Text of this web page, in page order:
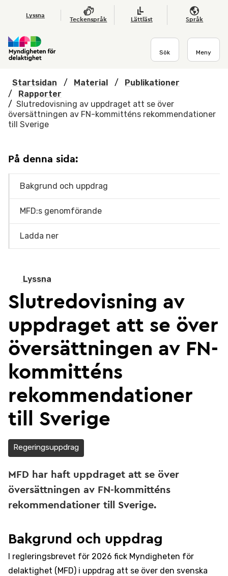
Hoppa till huvudmenyn
Lyssna
Teckenspråk Lättläst Språk
Sök Meny
Startsidan / Material /
Publikationer
/
Rapporter
/ Slutredovisning av uppdraget att se över
översättningen av FN-kommitténs rekommendationer
till Sverige
Lyssna
Slutredovisning av
uppdraget att se över
översättningen av FN-
kommitténs
rekommendationer
till Sverige
Regeringsuppdrag
MFD har haft uppdraget att se över
översättningen av FN-kommitténs
rekommendationer till Sverige.
Bakgrund och uppdrag
I regleringsbrevet för 2026 fick Myndigheten för
delaktighet (MFD) i uppdrag att se över den svenska
På denna sida:
Bakgrund och uppdrag
MFD:s genomförande
Ladda ner